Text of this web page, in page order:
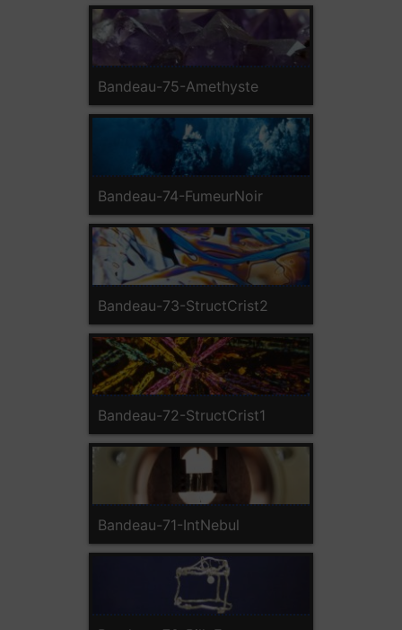
Bandeau-75-Amethyste
Bandeau-74-FumeurNoir
Bandeau-73-StructCrist2
Bandeau-72-StructCrist1
Bandeau-71-IntNebul